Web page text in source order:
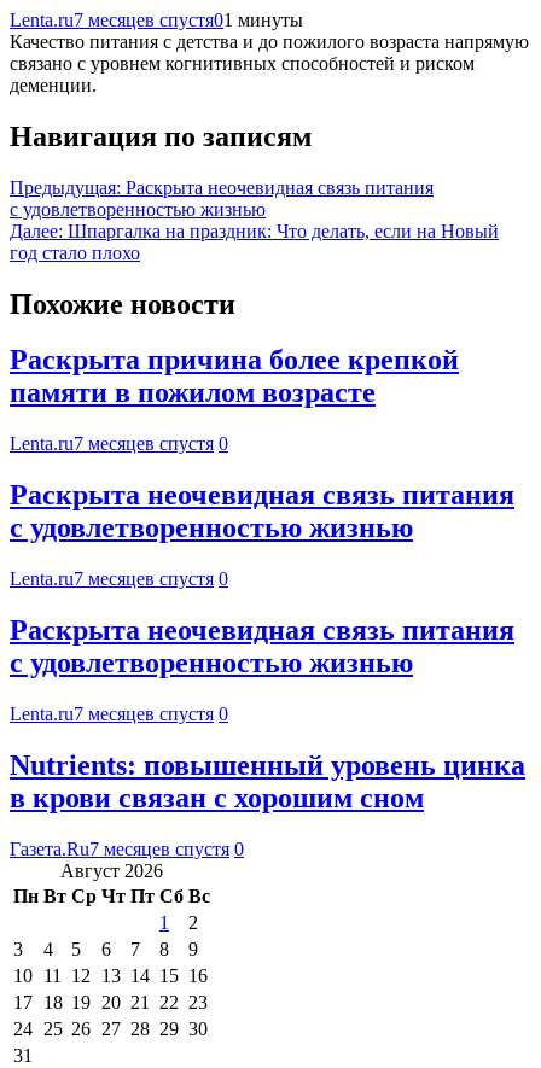
Lenta.ru7 месяцев спустя01 минуты
Качество питания с детства и до пожилого возраста напрямую
связано с уровнем когнитивных способностей и риском
деменции.
Навигация по записям
Предыдущая: Раскрыта неочевидная связь питания
с удовлетворенностью жизнью
Далее: Шпаргалка на праздник: Что делать, если на Новый
год стало плохо
Похожие новости
Раскрыта причина более крепкой
памяти в пожилом возрасте
Lenta.ru7 месяцев спустя 0
Раскрыта неочевидная связь питания
с удовлетворенностью жизнью
Lenta.ru7 месяцев спустя 0
Раскрыта неочевидная связь питания
с удовлетворенностью жизнью
Lenta.ru7 месяцев спустя 0
Nutrients: повышенный уровень цинка
в крови связан с хорошим сном
Газета.Ru7 месяцев спустя 0
Август 2026
Пн Вт Ср Чт Пт Сб Вс
1
2
3
4 5 6 7 8
9
10 11 12 13 14 15 16
17 18 19 20 21 22 23
24 25 26 27 28 29 30
31